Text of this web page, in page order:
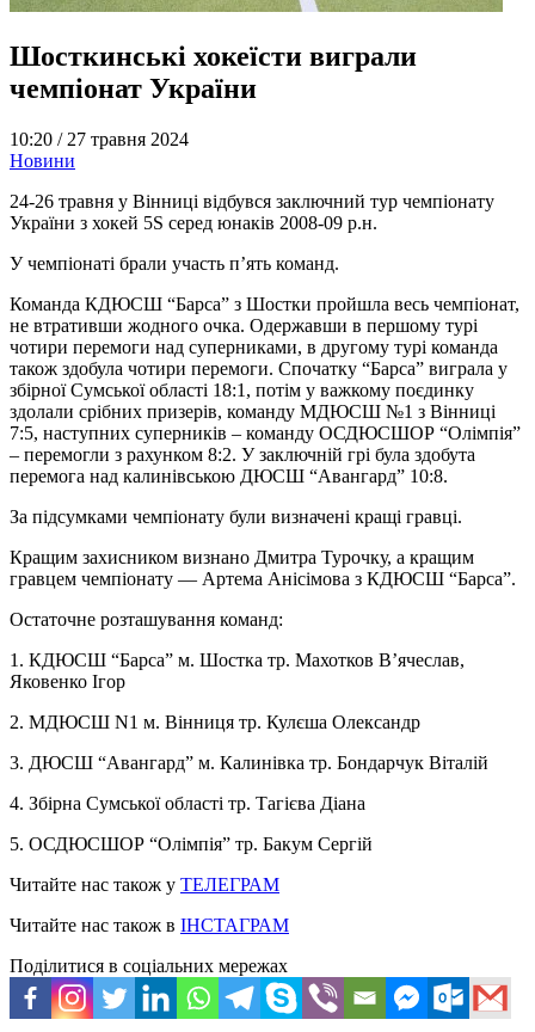
Шосткинські хокеїсти виграли
чемпіонат України
10:20 / 27 травня 2024
Новини
24-26 травня у Вінниці відбувся заключний тур чемпіонату
України з хокей 5S серед юнаків 2008-09 р.н.
У чемпіонаті брали участь п’ять команд.
Команда КДЮСШ “Барса” з Шостки пройшла весь чемпіонат,
не втративши жодного очка. Одержавши в першому турі
чотири перемоги над суперниками, в другому турі команда
також здобула чотири перемоги. Спочатку “Барса” виграла у
збірної Сумської області 18:1, потім у важкому поєдинку
здолали срібних призерів, команду МДЮСШ №1 з Вінниці
7:5, наступних суперників – команду ОСДЮСШОР “Олімпія”
– перемогли з рахунком 8:2. У заключній грі була здобута
перемога над калинівською ДЮСШ “Авангард” 10:8.
За підсумками чемпіонату були визначені кращі гравці.
Кращим захисником визнано Дмитра Турочку, а кращим
гравцем чемпіонату — Артема Анісімова з КДЮСШ “Барса”.
Остаточне розташування команд:
1. КДЮСШ “Барса” м. Шостка тр. Махотков В’ячеслав,
Яковенко Ігор
2. МДЮСШ N1 м. Вінниця тр. Кулєша Олександр
3. ДЮСШ “Авангард” м. Калинівка тр. Бондарчук Віталій
4. Збірна Сумської області тр. Тагієва Діана
5. ОСДЮСШОР “Олімпія” тр. Бакум Сергій
Читайте нас також у ТЕЛЕГРАМ
Читайте нас також в ІНСТАГРАМ
Поділитися в соціальних мережах